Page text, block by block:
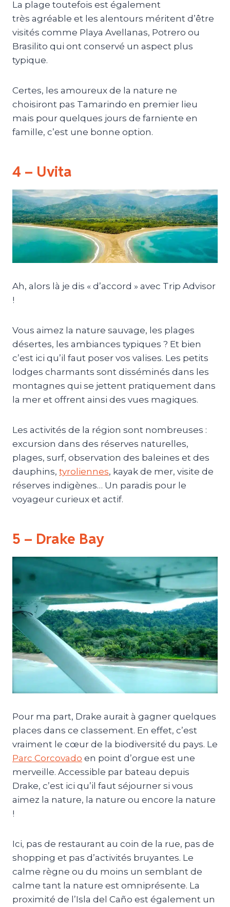
La plage toutefois est également
très agréable et les alentours méritent d’être
visités comme Playa Avellanas, Potrero ou
Brasilito qui ont conservé un aspect plus
typique.
Certes, les amoureux de la nature ne
choisiront pas Tamarindo en premier lieu
mais pour quelques jours de farniente en
famille, c’est une bonne option.
4 – Uvita
Ah, alors là je dis « d’accord » avec Trip Advisor
!
Vous aimez la nature sauvage, les plages
désertes, les ambiances typiques ? Et bien
c’est ici qu’il faut poser vos valises. Les petits
lodges charmants sont disséminés dans les
montagnes qui se jettent pratiquement dans
la mer et offrent ainsi des vues magiques.
Les activités de la région sont nombreuses :
excursion dans des réserves naturelles,
plages, surf, observation des baleines et des
dauphins, tyroliennes, kayak de mer, visite de
réserves indigènes… Un paradis pour le
voyageur curieux et actif.
5 – Drake Bay
Pour ma part, Drake aurait à gagner quelques
places dans ce classement. En effet, c’est
vraiment le cœur de la biodiversité du pays. Le
Parc Corcovado en point d’orgue est une
merveille. Accessible par bateau depuis
Drake, c’est ici qu’il faut séjourner si vous
aimez la nature, la nature ou encore la nature
!
Ici, pas de restaurant au coin de la rue, pas de
shopping et pas d’activités bruyantes. Le
calme règne ou du moins un semblant de
calme tant la nature est omniprésente. La
proximité de l’Isla del Caño est également un